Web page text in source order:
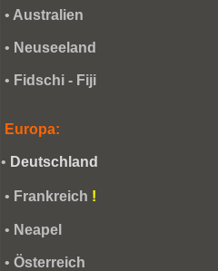
• Australien
• Neuseeland
• Fidschi - Fiji
Europa:
• Deutschland
• Frankreich !
• Neapel
• Österreich